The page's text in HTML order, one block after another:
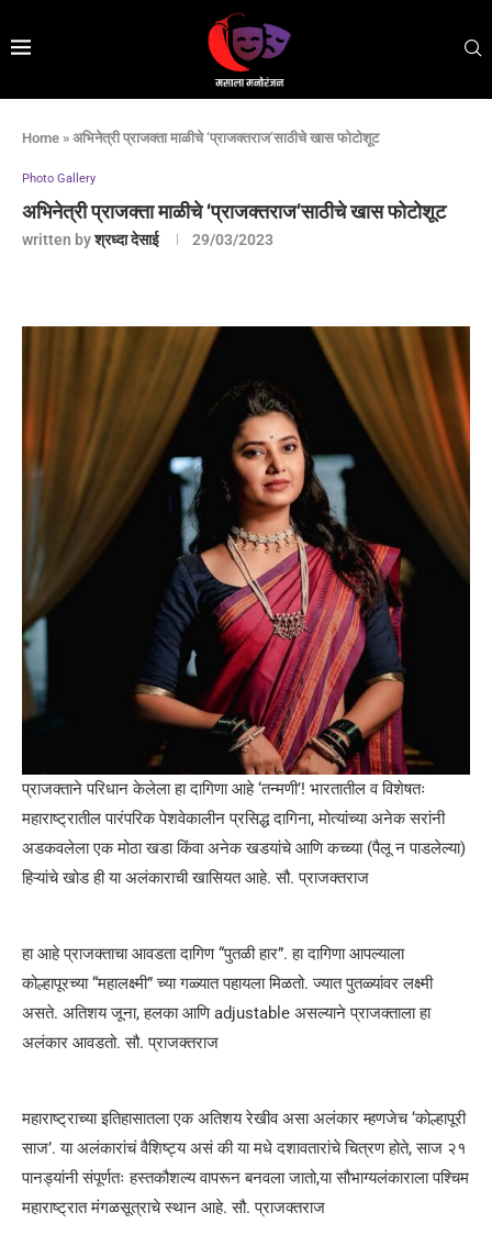
Home » अभिनेत्री प्राजक्ता माळीचे ‘प्राजक्तराज’साठीचे खास फोटोशूट
Photo Gallery
अभिनेत्री प्राजक्ता माळीचे ‘प्राजक्तराज’साठीचे खास फोटोशूट
written byश्रध्दा देसाई 29/03/2023
प्राजक्ताने परिधान केलेला हा दागिणा आहे ‘तन्मणी’! भारतातील व विशेषतः
महाराष्ट्रातील पारंपरिक पेशवेकालीन प्रसिद्ध दागिना, मोत्यांच्या अनेक सरांनी
अडकवलेला एक मोठा खडा किंवा अनेक खडयांचे आणि कच्च्या (पैलू न पाडलेल्या)
हिऱ्यांचे खोड ही या अलंकाराची खासियत आहे. सौ. प्राजक्तराज
हा आहे प्राजक्ताचा आवडता दागिण “पुतळी हार”. हा दागिणा आपल्याला
कोल्हापूरच्या “महालक्ष्मी” च्या गळ्यात पहायला मिळतो. ज्यात पुतळ्यांवर लक्ष्मी
असते. अतिशय जूना, हलका आणि adjustable असल्याने प्राजक्ताला हा
अलंकार आवडतो. सौ. प्राजक्तराज
महाराष्ट्राच्या इतिहासातला एक अतिशय रेखीव असा अलंकार म्हणजेच ‘कोल्हापूरी
साज’. या अलंकारांचं वैशिष्ट्य असं की या मधे दशावतारांचे चित्रण होते, साज २१
पानड्यांनी संपूर्णतः हस्तकौशल्य वापरून बनवला जातो,या सौभाग्यलंकाराला पश्चिम
महाराष्ट्रात मंगळसूत्राचे स्थान आहे. सौ. प्राजक्तराज